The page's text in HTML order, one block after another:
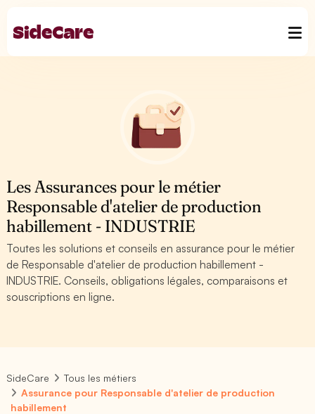
Les Assurances pour le métier
Responsable d'atelier de production
habillement - INDUSTRIE
Toutes les solutions et conseils en assurance pour le métier
de Responsable d'atelier de production habillement -
INDUSTRIE. Conseils, obligations légales, comparaisons et
souscriptions en ligne.
SideCare
Tous les métiers
Assurance pour Responsable d'atelier de production
habillement